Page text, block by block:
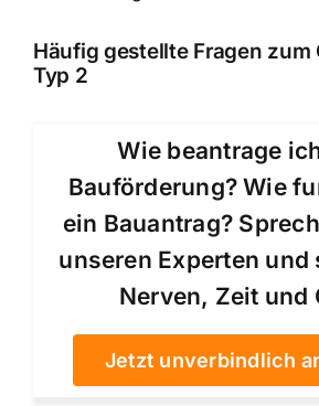
Häufig gestellte Fragen zum
Typ 2
Wie beantrage
Bauförderung? Wie
ein Bauantrag?
unseren Experten und
Nerven, Zeit und
Jetzt unverbindlich